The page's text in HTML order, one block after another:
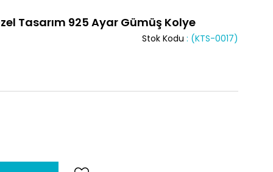
Tasarım 925 Ayar Gümüş Kolye
(KTS-0017)
Stok Kodu